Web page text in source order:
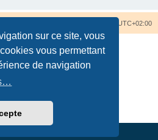
sur ce site, vous
vous permettant
de navigation
UTC+02:00
officielle©